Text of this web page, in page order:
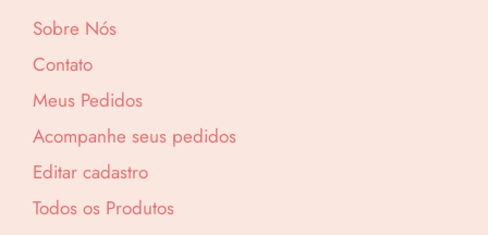
Sobre Nós
Contato
Meus Pedidos
Acompanhe seus pedidos
Editar cadastro
Todos os Produtos